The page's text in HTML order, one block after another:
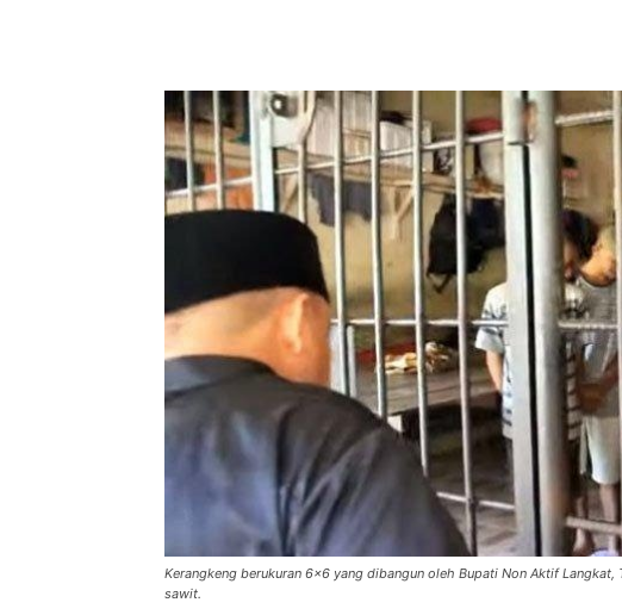
Kerangkeng berukuran 6x6 yang dibangun oleh Bupati Non Aktif
sawit.